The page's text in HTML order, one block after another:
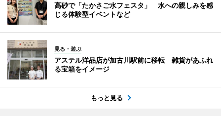
高砂で「たかさご水フェスタ」 水への親しみを感
じる体験型イベントなど
見る・遊ぶ
アステル洋品店が加古川駅前に移転 雑貨があふれ
る宝箱をイメージ
もっと見る